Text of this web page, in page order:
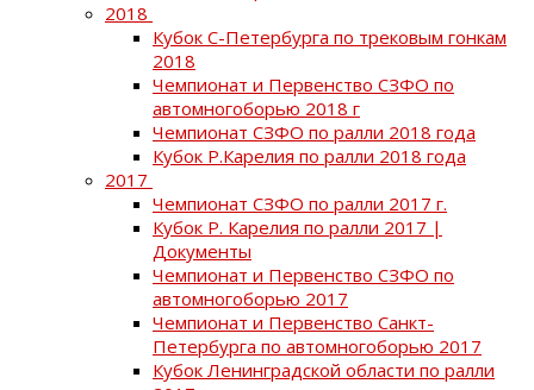
2018
Кубок С-Петербурга по трековым гонкам
2018
Чемпионат и Первенство СЗФО по
автомногоборью 2018 г
Чемпионат СЗФО по ралли 2018 года
Кубок Р.Карелия по ралли 2018 года
2017
Чемпионат СЗФО по ралли 2017 г.
Кубок Р. Карелия по ралли 2017 |
Документы
Чемпионат и Первенство СЗФО по
автомногоборью 2017
Чемпионат и Первенство Санкт-
Петербурга по автомногоборью 2017
Кубок Ленинградской области по ралли